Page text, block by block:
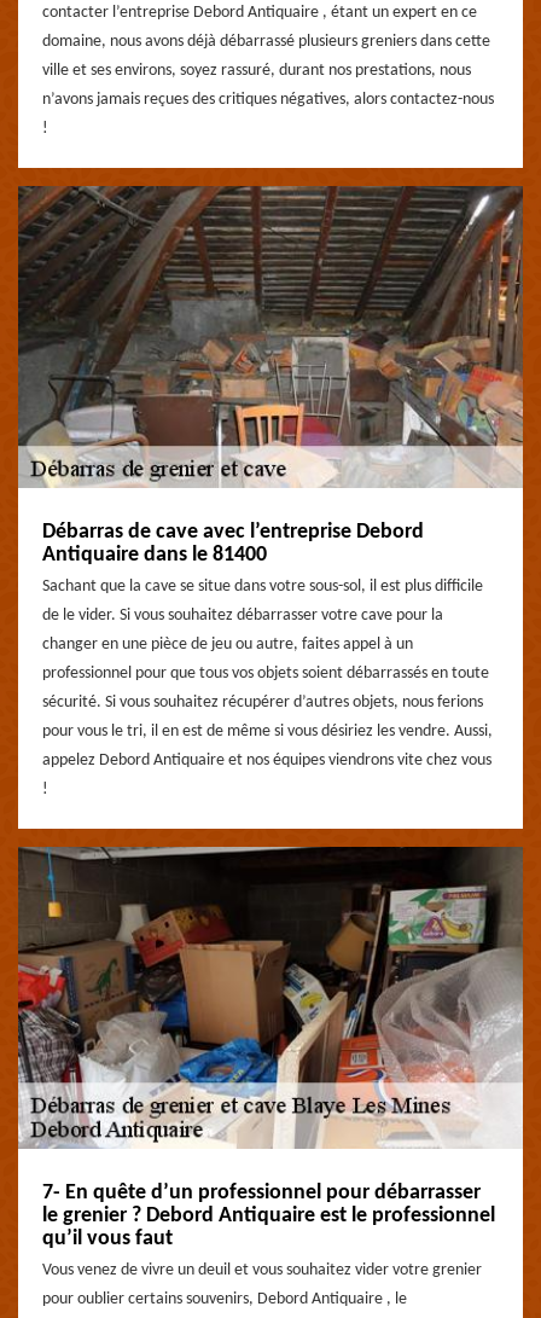
contacter l’entreprise Debord Antiquaire , étant un expert en ce
domaine, nous avons déjà débarrassé plusieurs greniers dans cette
ville et ses environs, soyez rassuré, durant nos prestations, nous
n’avons jamais reçues des critiques négatives, alors contactez-nous
!
Débarras de cave avec l’entreprise Debord
Antiquaire dans le 81400
Sachant que la cave se situe dans votre sous-sol, il est plus difficile
de le vider. Si vous souhaitez débarrasser votre cave pour la
changer en une pièce de jeu ou autre, faites appel à un
professionnel pour que tous vos objets soient débarrassés en toute
sécurité. Si vous souhaitez récupérer d’autres objets, nous ferions
pour vous le tri, il en est de même si vous désiriez les vendre. Aussi,
appelez Debord Antiquaire et nos équipes viendrons vite chez vous
!
7- En quête d’un professionnel pour débarrasser
le grenier ? Debord Antiquaire est le professionnel
qu’il vous faut
Vous venez de vivre un deuil et vous souhaitez vider votre grenier
pour oublier certains souvenirs, Debord Antiquaire , le